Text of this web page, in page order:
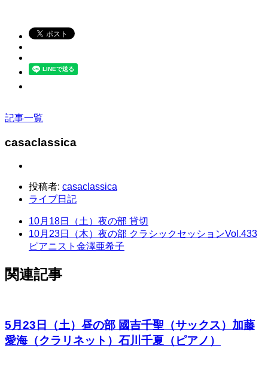
記事一覧
casaclassica
投稿者: casaclassica
ライブ日記
10月18日（土）夜の部 貸切
10月23日（木）夜の部 クラシックセッションVol.433
ピアニスト金澤亜希子
関連記事
5月23日（土）昼の部 國吉千聖（サックス）加藤
愛海（クラリネット）石川千夏（ピアノ）